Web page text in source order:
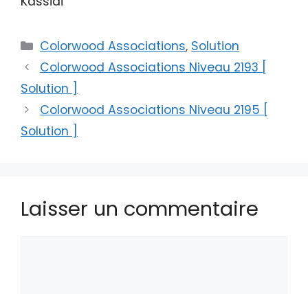
Catégories
Colorwood Associations, Solution
Colorwood Associations Niveau 2193 [
Solution ]
Colorwood Associations Niveau 2195 [
Solution ]
Laisser un commentaire